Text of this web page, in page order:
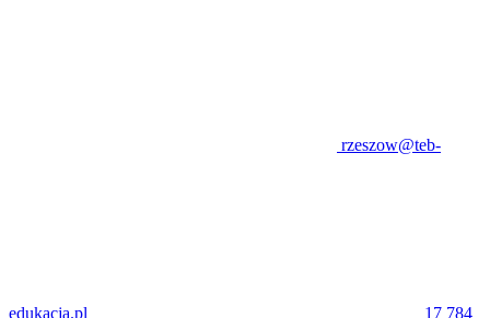
rzeszow@teb-
edukacja.pl
17 784